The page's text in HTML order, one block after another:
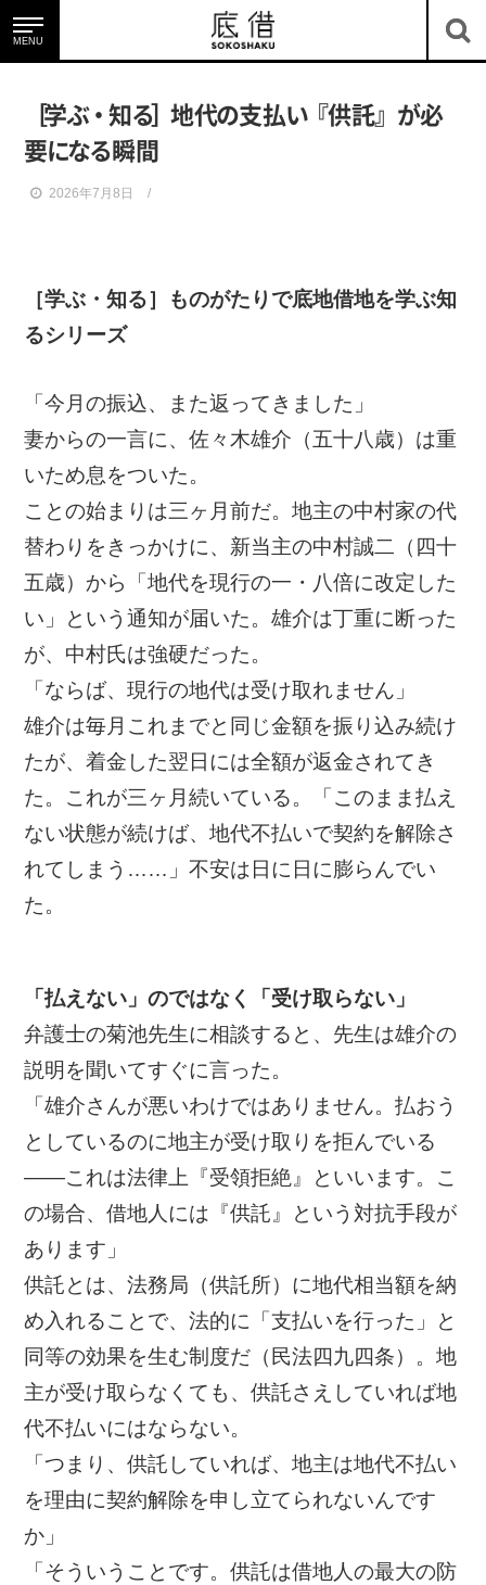
MENU
用語集
学ぶ・ 知 る］ 地代の支払い『供託』 が必
要になる瞬間
2026年7月8日
［学ぶ・知る］
ものがたりで底地借地を学ぶ知
るシリーズ
「今月の振込、また返ってきました」
妻からの一言に、佐々木雄介（五十八歳）は重
いため息をついた。
ことの始まりは三ヶ月前だ。地主の中村家の代
替わりをきっかけに、新当主の中村誠二（四十
五歳）から「地代を現行の一・八倍に改定した
い」という通知が届いた。雄介は丁重に断った
が、中村氏は強硬だった。
「ならば、現行の地代は受け取れません」
雄介は毎月これまでと同じ金額を振り込み続け
たが、着金した翌日には全額が返金されてき
た。これが三ヶ月続いている。「このまま払え
ない状態が続けば、地代不払いで契約を解除さ
れてしまう……」不安は日に日に膨らんでい
た。
「払えない」のではなく「受け取らない」
弁護士の菊池先生に相談すると、先生は雄介の
説明を聞いてすぐに言った。
「雄介さんが悪いわけではありません。払おう
としているのに地主が受け取りを拒んでいる
——これは法律上『受領拒絶』といいます。こ
の場合、借地人には『供託』という対抗手段が
あります」
供託とは、法務局（供託所）に地代相当額を納
め入れることで、法的に「支払いを行った」と
同等の効果を生む制度だ（民法四九四条）。地
主が受け取らなくても、供託さえしていれば地
代不払いにはならない。
「つまり、供託していれば、地主は地代不払い
を理由に契約解除を申し立てられないんです
か」
「そういうことです。供託は借地人の最大の防